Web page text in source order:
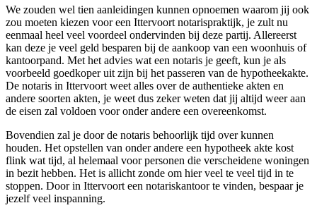
We zouden wel tien aanleidingen kunnen opnoemen waarom jij ook
zou moeten kiezen voor een Ittervoort notarispraktijk, je zult nu
eenmaal heel veel voordeel ondervinden bij deze partij. Allereerst
kan deze je veel geld besparen bij de aankoop van een woonhuis of
kantoorpand. Met het advies wat een notaris je geeft, kun je als
voorbeeld goedkoper uit zijn bij het passeren van de hypotheekakte.
De notaris in Ittervoort weet alles over de authentieke akten en
andere soorten akten, je weet dus zeker weten dat jij altijd weer aan
de eisen zal voldoen voor onder andere een overeenkomst.
Bovendien zal je door de notaris behoorlijk tijd over kunnen
houden. Het opstellen van onder andere een hypotheek akte kost
flink wat tijd, al helemaal voor personen die verscheidene woningen
in bezit hebben. Het is allicht zonde om hier veel te veel tijd in te
stoppen. Door in Ittervoort een notariskantoor te vinden, bespaar je
jezelf veel inspanning.